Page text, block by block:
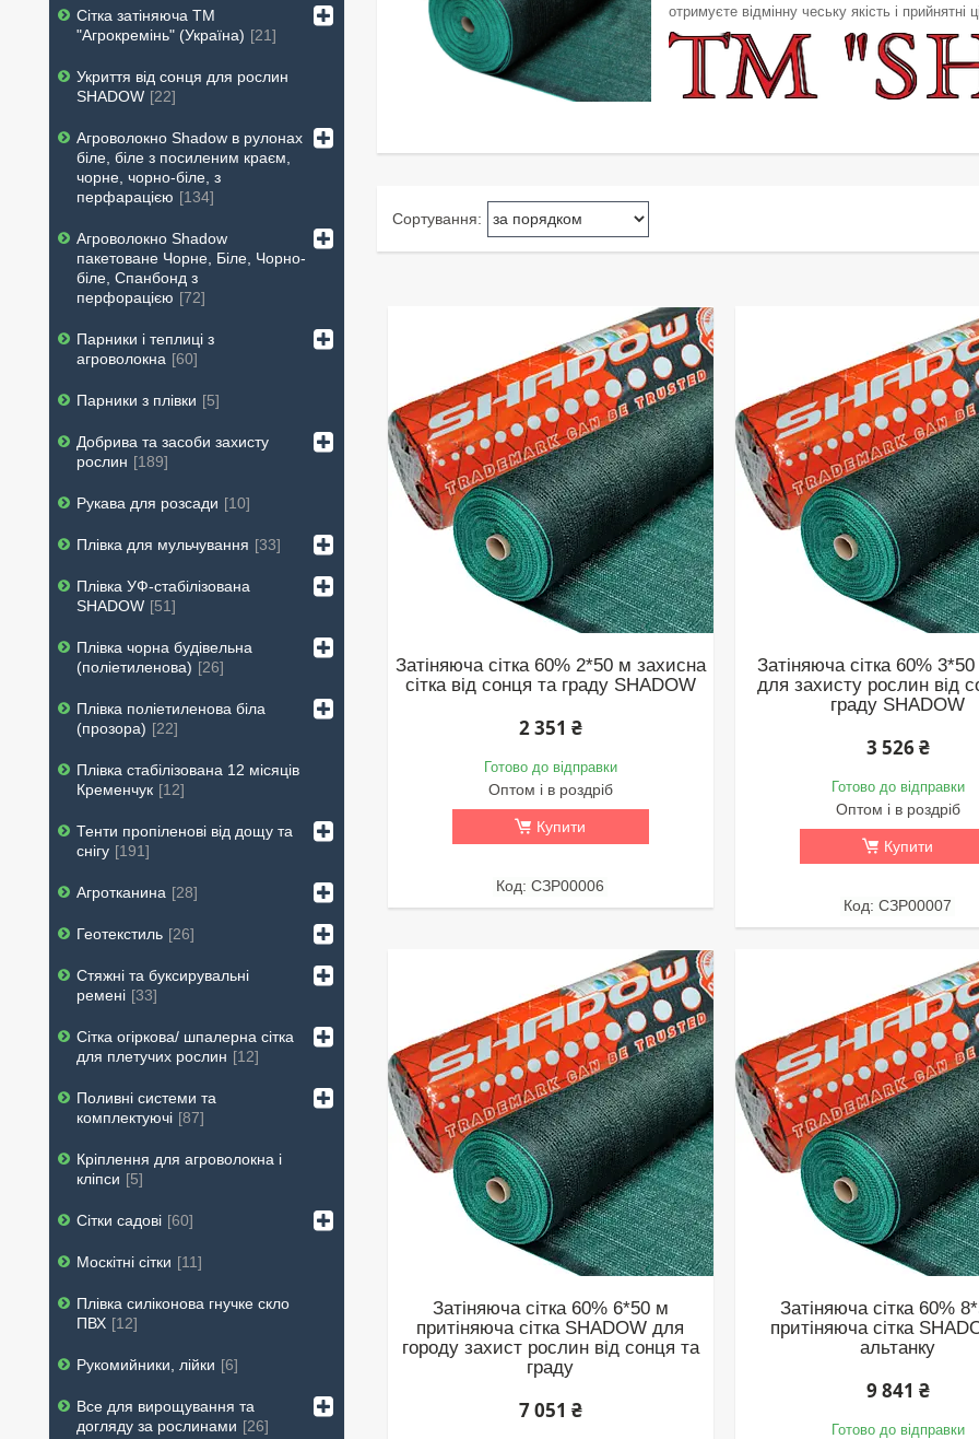
отримуєте відмінну чеську якість і прийнятні
Затіняюча сітка 60% 2*50 м захисна
сітка від сонця та граду SHADOW
2 351 ₴
Готово до відправки
Оптом і в роздріб
Купити
СЗР00006
Затіняюча сітка 60% 3*50
для захисту рослин від
граду SHADOW
3 526 ₴
Готово до відправки
Оптом і в роздріб
Купити
СЗР00007
Затіняюча сітка 60% 6*50 м
притіняюча сітка SHADOW для
городу захист рослин від сонця та
граду
7 051 ₴
Затіняюча сітка 60%
притіняюча сітка
альтанку
9 841 ₴
Готово до відправки
Сітка затіняюча ТМ
"Агрокремінь" (Україна)
21
Укриття від сонця для рослин
SHADOW 22
Агроволокно Shadow в рулонах
біле, біле з посиленим краєм,
чорне, чорно-біле, з
перфарацією
134
Агроволокно Shadow
пакетоване Чорне, Біле, Чорно-
біле, Спанбонд з
перфорацією
72
Парники і теплиці з
агроволокна 60
Парники з плівки 5
Добрива та засоби захисту
рослин
189
Рукава для розсади 10
Плівка для мульчування 33
Плівка УФ-стабілізована
SHADOW
51
Плівка чорна будівельна
(поліетиленова)
26
Плівка поліетиленова біла
(прозора)
22
Плівка стабілізована 12 місяців
Кременчук
12
Тенти пропіленові від дощу та
снігу
191
Агротканина 28
Геотекстиль 26
Стяжні та буксирувальні
ремені 33
Сітка огіркова/ шпалерна сітка
для плетучих рослин
12
Поливні системи та
комплектуючі 87
Кріплення для агроволокна і
кліпси
5
Сітки садові 60
Москітні сітки 11
Плівка силіконова гнучке скло
ПВХ
12
Рукомийники, лійки 6
Все для вирощування та
догляду за рослинами
26